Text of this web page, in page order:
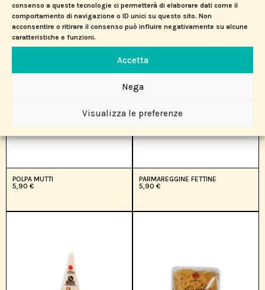
consenso a queste tecnologie ci permetterà di elaborare dati come il
comportamento di navigazione o ID unici su questo sito. Non
acconsentire o ritirare il consenso può influire negativamente su alcune
caratteristiche e funzioni.
Accetta
Nega
Visualizza le preferenze
POLPA MUTTI
5,90 €
PARMAREGGINE FETTINE
5,90 €